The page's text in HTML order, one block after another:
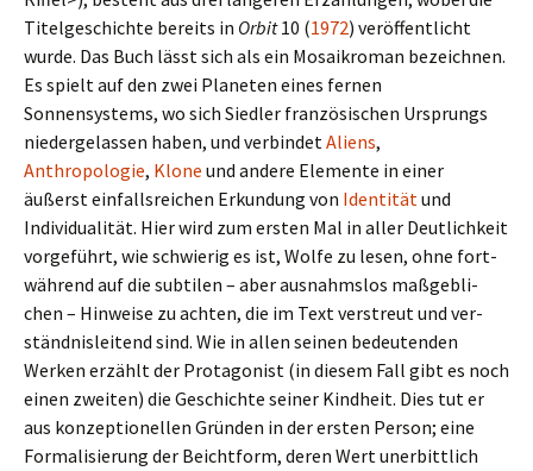
Titelgeschichte bereits in Orbit10 (1972) ver­öf­fent­licht
wurde. Das Buch lässt sich als ein Mosaikroman bezeich­nen.
Es spielt auf den zwei Planeten eines fernen
Sonnensystems, wo sich Siedler fran­zö­si­schen Ursprungs
nie­der­ge­las­sen haben, und ver­bin­detAliens,
Anthropologie, Klone und andere Elemente in einer
äußerst ein­falls­rei­chen Erkundung von Identitätund
Individualität. Hier wird zum ersten Mal in aller Deutlichkeit
vor­ge­führt, wie schwie­rig es ist, Wolfe zu lesen, ohne fort­
wäh­rend auf die sub­ti­len – aber aus­nahms­los maß­geb­li­
chen – Hinweise zu achten, die im Text ver­streut und ver­
ständ­nis­lei­tend sind. Wie in allen seinen bedeu­ten­den
Werken erzählt der Protagonist (in diesem Fall gibt es noch
einen zwei­ten) die Geschichte seiner Kindheit. Dies tut er
aus kon­zep­tio­nel­len Gründen in der ersten Person; eine
Formalisierung der Beichtform, deren Wert uner­bitt­lich